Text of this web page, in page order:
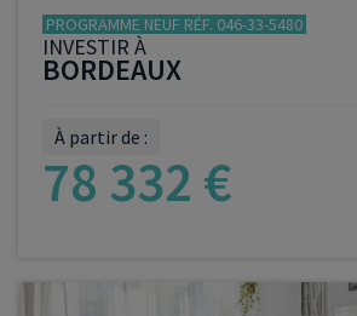
PROGRAMME NEUF RÉF. 046-33-5480
INVESTIR À
BORDEAUX
À partir de :
78 332 €
VOIR LE